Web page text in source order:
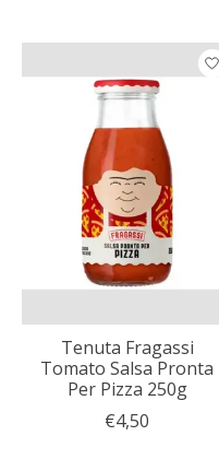
Tenuta Fragassi
Tomato Salsa Pronta
Per Pizza 250g
€4,50